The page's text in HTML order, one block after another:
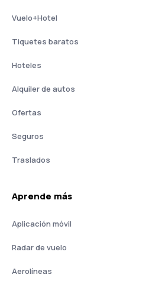
Vuelo+Hotel
Tiquetes baratos
Hoteles
Alquiler de autos
Ofertas
Seguros
Traslados
Aprende más
Aplicación móvil
Radar de vuelo
Aerolíneas